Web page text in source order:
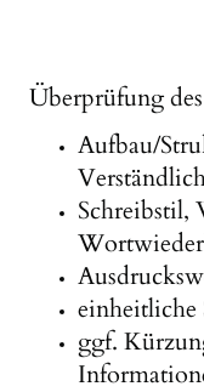
Überprüfung
Aufbau/
Schreibstil,
einheitliche
ggf.